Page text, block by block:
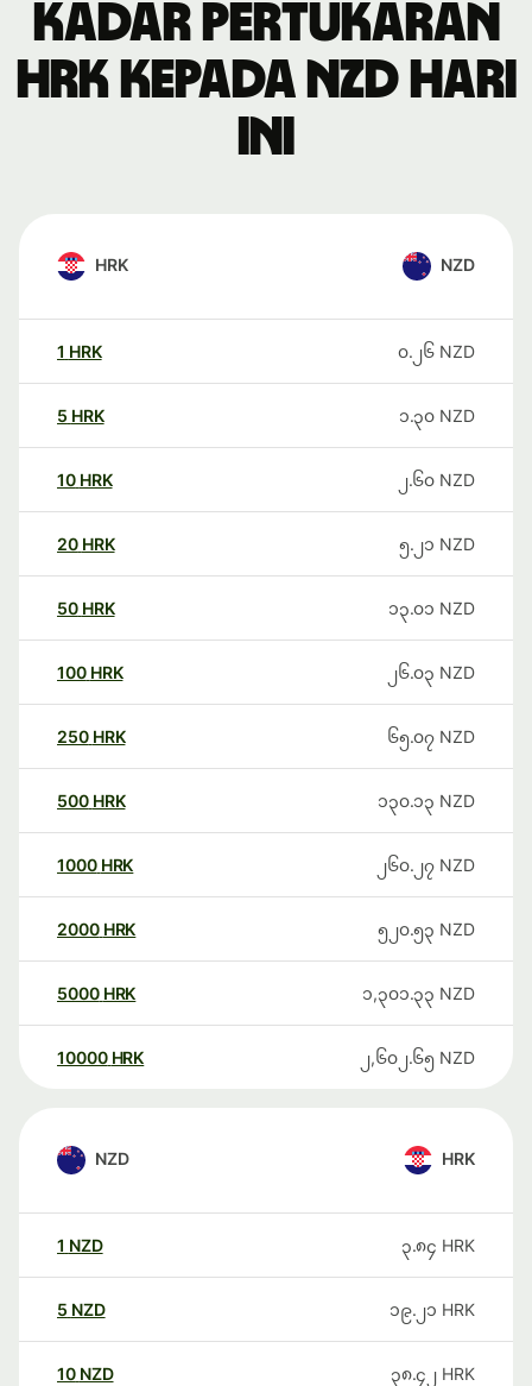
Kadar pertukaran
HRK kepada NZD hari
ini
HRK NZD
1 HRK ၀.၂၆ NZD
5 HRK ၁.၃၀ NZD
10 HRK ၂.၆၀ NZD
20 HRK ၅.၂၁ NZD
50 HRK ၁၃.၀၁ NZD
100 HRK ၂၆.၀၃ NZD
250 HRK ၆၅.၀၇ NZD
500 HRK ၁၃၀.၁၃ NZD
1000 HRK ၂၆၀.၂၇ NZD
2000 HRK ၅၂၀.၅၃ NZD
5000 HRK ၁,၃၀၁.၃၃ NZD
10000 HRK ၂,၆၀၂.၆၅ NZD
NZD HRK
1 NZD ၃.၈၄ HRK
5 NZD ၁၉.၂၁ HRK
10 NZD ၃၈.၄၂ HRK